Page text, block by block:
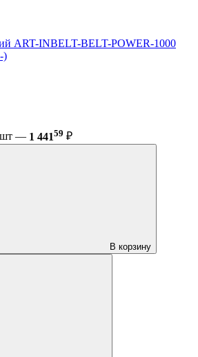
ART-INBELT-BELT-POWER-1000
)
шт — 1 44159 ₽
В корзину